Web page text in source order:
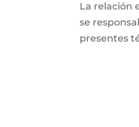
La relación
se
presentes